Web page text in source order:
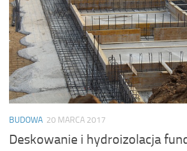
BUDOWA 20 MARCA 2017
Deskowanie i hydroizolacja